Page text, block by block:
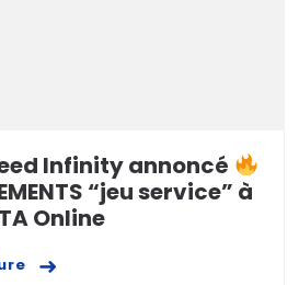
Infinity annoncé
“jeu service” à
Online